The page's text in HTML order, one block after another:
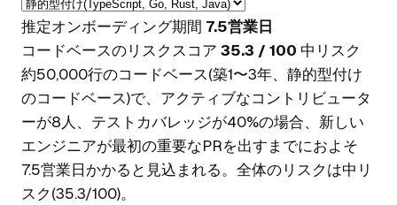
推定オンボーディング期間 7.5営業日
コードベースのリスクスコア 35.3 / 100 中リスク
約50,000行のコードベース(築1〜3年、静的型付け
のコードベース)で、アクティブなコントリビュータ
ーが8人、テストカバレッジが40%の場合、新しい
エンジニアが最初の重要なPRを出すまでにおよそ
7.5営業日かかると見込まれる。全体のリスクは中リ
スク(35.3/100)。